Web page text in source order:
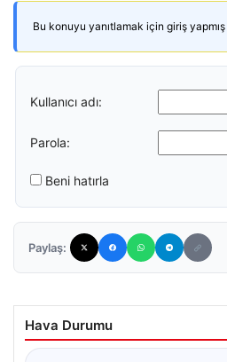
Bu konuyu yanıtlamak için giriş yapmış
Kullanıcı adı:
Parola:
Beni hatırla
Paylaş:
Hava Durumu